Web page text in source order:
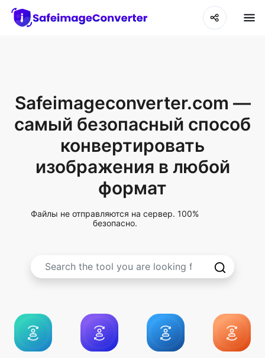
Safeimageconverter.com —
самый безопасный способ
конвертировать
изображения в любой
формат
Файлы не отправляются на сервер. 100%
безопасно.